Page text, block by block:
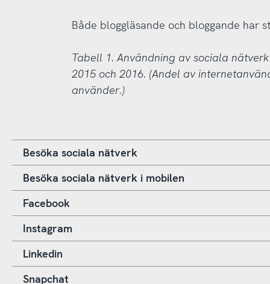
Både bloggläsande och bloggande har
Tabell 1. Användning av sociala
2015 och 2016. (Andel av
använder.)
Besöka sociala nätverk
Besöka sociala nätverk i mobilen
Facebook
Instagram
Linkedin
Snapchat